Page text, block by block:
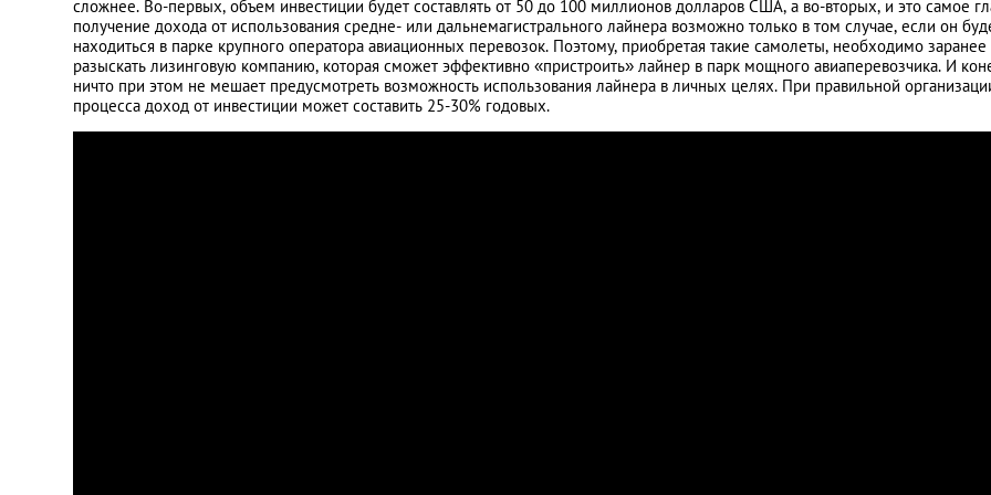
сложнее. Во-первых, объем инвестиции будет составлять от 50 до 100 миллионов долларов США, а во-вторых, и это самое
получение дохода от использования средне- или дальнемагистрального лайнера возможно только в том случае, если он
находиться в парке крупного оператора авиационных перевозок. Поэтому, приобретая такие самолеты, необходимо заранее
разыскать лизинговую компанию, которая сможет эффективно «пристроить» лайнер в парк мощного авиаперевозчика. И
ничто при этом не мешает предусмотреть возможность использования лайнера в личных целях. При правильной
процесса доход от инвестиции может составить 25-30% годовых.